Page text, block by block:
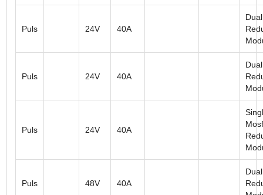
Puls 24V 40A
Puls 24V 40A
Puls 24V 40A
Puls 48V 40A